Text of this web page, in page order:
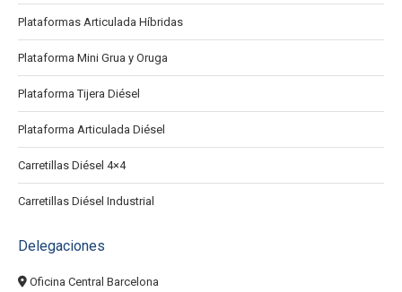
Plataformas Articulada Híbridas
Plataforma Mini Grua y Oruga
Plataforma Tijera Diésel
Plataforma Articulada Diésel
Carretillas Diésel 4×4
Carretillas Diésel Industrial
Delegaciones
Oficina Central Barcelona